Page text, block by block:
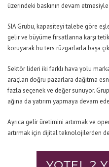
üzerindeki baskının devam
SIA Grubu, kapasiteyi talebe göre
gelir ve büyüme fırsatlarına karşı
koruyarak bu ters rüzgarlarla başa
Sektör lideri iki farklı hava yolu
araçları doğru pazarlara dağıtma
fazla seçenek ve değer sunuyor.
ağına da yatırım yapmaya devam
Ayrıca gelir üretimini artırmak ve
artırmak için dijital teknolojilerden